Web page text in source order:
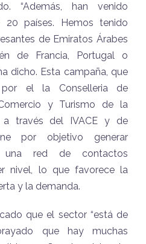
“Además, han venido
20 países. Hemos tenido
de Emiratos Árabes
de Francia, Portugal o
dicho. Esta campaña, que
el la Conselleria de
y Turismo de la
a través del IVACE y de
por objetivo generar
una red de contactos
nivel, lo que favorece la
y la demanda.
que el sector “está de
que hay muchas